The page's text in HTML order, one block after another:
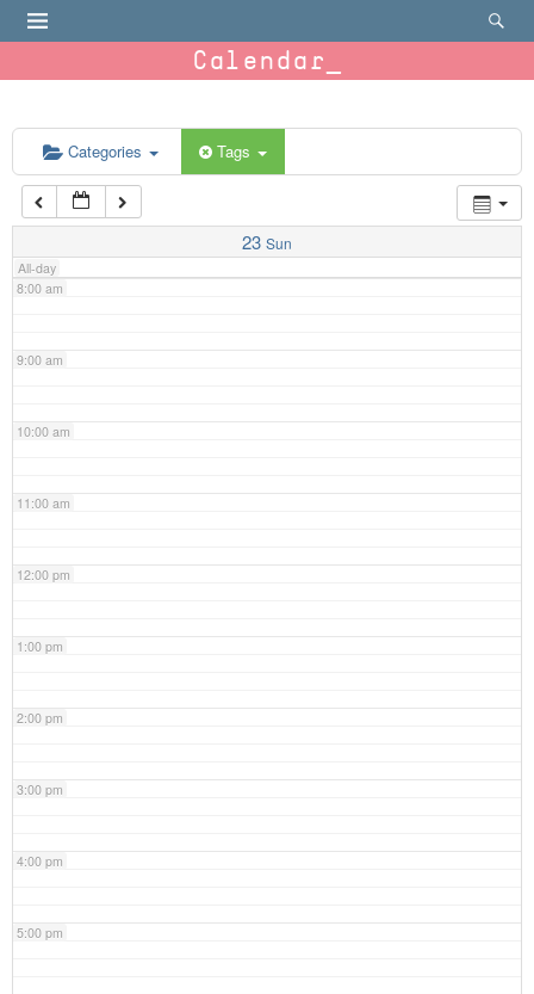
Calendar
Categories Tags
23 Sun
All-day
6:00 am
7:00 am
8:00 am
9:00 am
10:00 am
11:00 am
12:00 pm
1:00 pm
2:00 pm
3:00 pm
4:00 pm
5:00 pm